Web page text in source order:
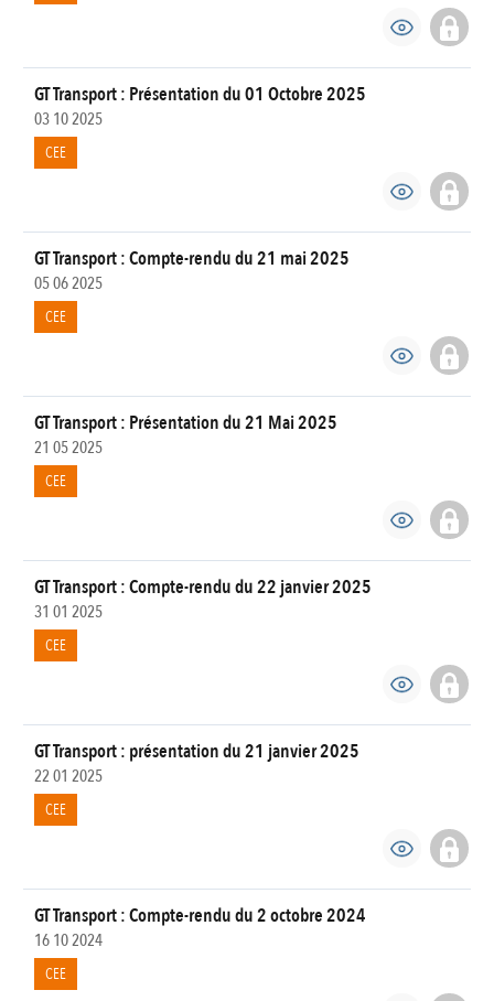
GT Transport : Présentation du 01 Octobre 2025
03 10 2025
CEE
GT Transport : Compte-rendu du 21 mai 2025
05 06 2025
CEE
GT Transport : Présentation du 21 Mai 2025
21 05 2025
CEE
GT Transport : Compte-rendu du 22 janvier 2025
31 01 2025
CEE
GT Transport : présentation du 21 janvier 2025
22 01 2025
CEE
GT Transport : Compte-rendu du 2 octobre 2024
16 10 2024
CEE